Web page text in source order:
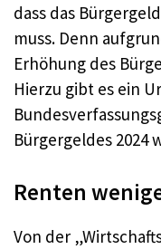
dass das
muss. Denn
Erhöhung des
Hierzu gibt es ein
Bürgergeldes 2024
Renten
Von der